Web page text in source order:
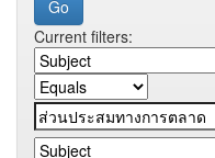
Current filters: